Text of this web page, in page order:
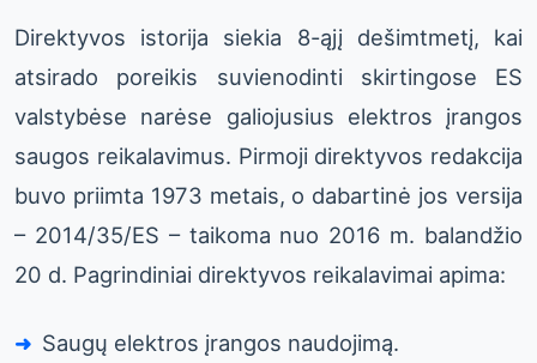
Direktyvos istorija siekia 8-ąjį dešimtmetį, kai
atsirado poreikis suvienodinti skirtingose ES
valstybėse narėse galiojusius elektros įrangos
saugos reikalavimus. Pirmoji direktyvos redakcija
buvo priimta 1973 metais, o dabartinė jos versija
– 2014/35/ES – taikoma nuo 2016 m. balandžio
20 d. Pagrindiniai direktyvos reikalavimai apima:
Saugų elektros įrangos naudojimą.